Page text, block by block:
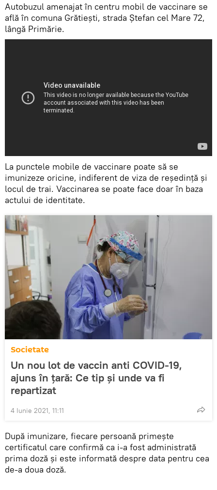
Autobuzul amenajat în centru mobil de vaccinare se
află în comuna Grătiești, strada Ștefan cel Mare 72,
lângă Primărie.
La punctele mobile de vaccinare poate să se
imunizeze oricine, indiferent de viza de reședință și
locul de trai. Vaccinarea se poate face doar în baza
actului de identitate.
Societate
Un nou lot de vaccin anti COVID-19,
ajuns în țară: Ce tip și unde va fi
repartizat
4 Iunie 2021, 11:11
După imunizare, fiecare persoană primește
certificatul care confirmă ca i-a fost administrată
prima doză și este informată despre data pentru cea
de-a doua doză.